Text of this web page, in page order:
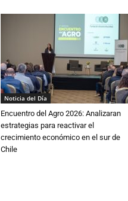
Noticia del Día
Encuentro del Agro 2026: Analizaran
estrategias para reactivar el
crecimiento económico en el sur de
Chile